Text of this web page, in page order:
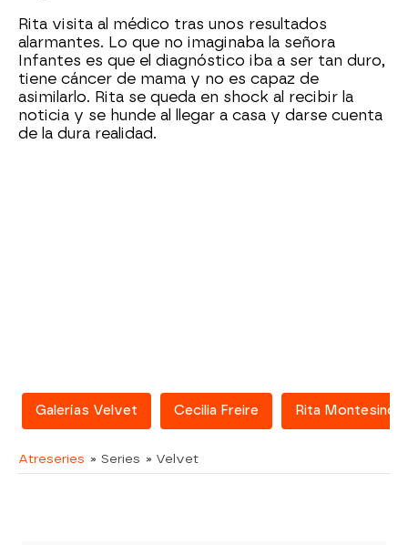
Rita visita al médico tras unos resultados
alarmantes. Lo que no imaginaba la señora
Infantes es que el diagnóstico iba a ser tan duro,
tiene cáncer de mama y no es capaz de
asimilarlo. Rita se queda en shock al recibir la
noticia y se hunde al llegar a casa y darse cuenta
de la dura realidad.
Galerías Velvet Cecilia Freire Rita Montesinos
Atreseries » Series » Velvet